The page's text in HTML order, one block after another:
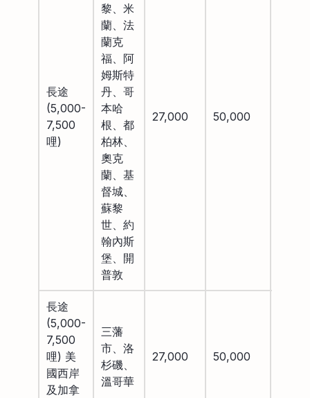
長途
(5,000-
7,500
哩)
黎、米
蘭、法
蘭克
福、阿
姆斯特
丹、哥
本哈
根、都
柏林、
奧克
蘭、基
督城、
蘇黎
世、約
翰內斯
堡、開
普敦
27,000 50,000
長途
(5,000-
7,500
哩) 美
國西岸
及加拿
三藩
市、洛
杉磯、
溫哥華
27,000 50,000